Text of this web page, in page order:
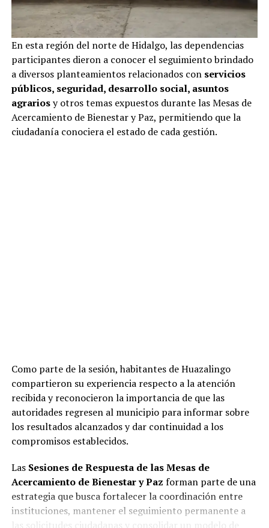
En esta región del norte de Hidalgo, las dependencias
participantes dieron a conocer el seguimiento brindado
a diversos planteamientos relacionados con servicios
públicos, seguridad, desarrollo social, asuntos
agrariosy otros temas expuestos durante las Mesas de
Acercamiento de Bienestar y Paz, permitiendo que la
ciudadanía conociera el estado de cada gestión.
Como parte de la sesión, habitantes de Huazalingo
compartieron su experiencia respecto a la atención
recibida y reconocieron la importancia de que las
autoridades regresen al municipio para informar sobre
los resultados alcanzados y dar continuidad a los
compromisos establecidos.
Las Sesiones de Respuesta de las Mesas de
Acercamiento de Bienestar y Paz forman parte de una
estrategia que busca fortalecer la coordinación entre
instituciones, mantener el seguimiento permanente a
las solicitudes ciudadanas y consolidar un modelo de